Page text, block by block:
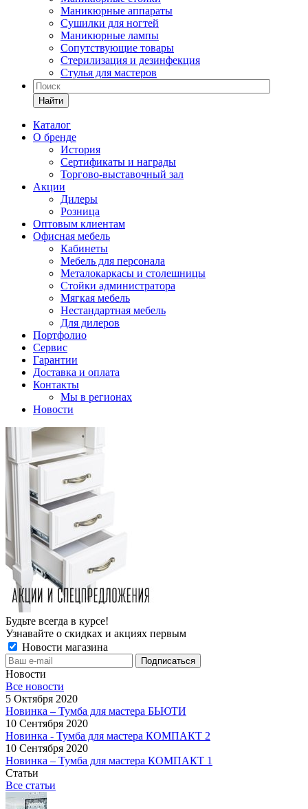
Маникюрные аппараты
Сушилки для ногтей
Маникюрные лампы
Сопутствующие товары
Стерилизация и дезинфекция
Стулья для мастеров
Найти
Каталог
О бренде
История
Сертификаты и награды
Торгово-выставочный зал
Акции
Дилеры
Розница
Оптовым клиентам
Офисная мебель
Кабинеты
Мебель для персонала
Металокаркасы и столешницы
Стойки администратора
Мягкая мебель
Нестандартная мебель
Для дилеров
Портфолио
Сервис
Гарантии
Доставка и оплата
Контакты
Мы в регионах
Новости
Будьте всегда в курсе!
Узнавайте о скидках и акциях первым
Новости магазина
Новости
Все новости
5 Октября 2020
Новинка – Тумба для мастера БЬЮТИ
10 Сентября 2020
Новинка - Тумба для мастера КОМПАКТ 2
10 Сентября 2020
Новинка – Тумба для мастера КОМПАКТ 1
Статьи
Все статьи